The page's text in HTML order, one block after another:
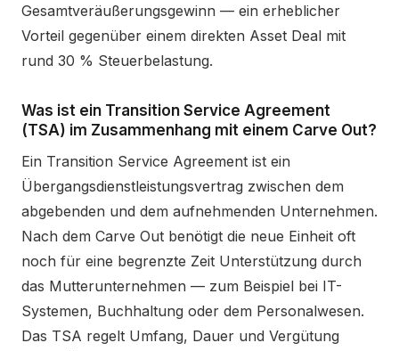
Gesamtveräußerungsgewinn — ein erheblicher
Vorteil gegenüber einem direkten Asset Deal mit
rund 30 % Steuerbelastung.
Was ist ein Transition Service Agreement
(TSA) im Zusammenhang mit einem Carve Out?
Ein Transition Service Agreement ist ein
Übergangsdienstleistungsvertrag zwischen dem
abgebenden und dem aufnehmenden Unternehmen.
Nach dem Carve Out benötigt die neue Einheit oft
noch für eine begrenzte Zeit Unterstützung durch
das Mutterunternehmen — zum Beispiel bei IT-
Systemen, Buchhaltung oder dem Personalwesen.
Das TSA regelt Umfang, Dauer und Vergütung